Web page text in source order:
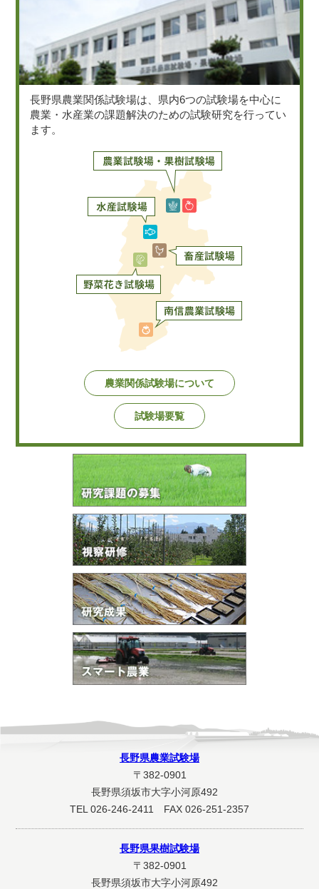
長野県農業関係試験場は、県内6つの試験場を中心に
農業・水産業の課題解決のための試験研究を行ってい
ます。
農業関係試験場について
試験場要覧
長野県農業試験場
〒382-0901
長野県須坂市大字小河原492
TEL 026-246-2411 FAX 026-251-2357
長野県果樹試験場
〒382-0901
長野県須坂市大字小河原492